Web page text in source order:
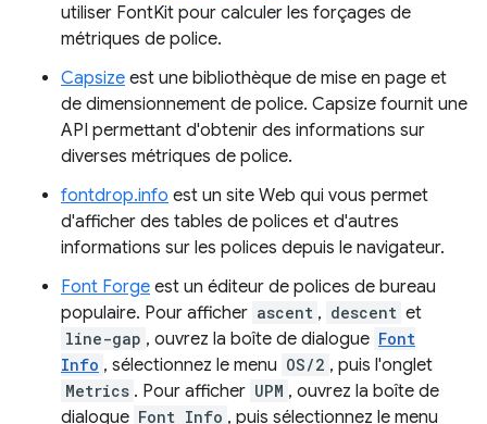
utiliser FontKit pour calculer les forçages de
métriques de police.
Capsize est une bibliothèque de mise en page et
de dimensionnement de police. Capsize fournit une
API permettant d'obtenir des informations sur
diverses métriques de police.
fontdrop.info est un site Web qui vous permet
d'afficher des tables de polices et d'autres
informations sur les polices depuis le navigateur.
Font Forge est un éditeur de polices de bureau
populaire. Pour afficher ascent , descent et
line-gap , ouvrez la boîte de dialogue Font
Info , sélectionnez le menu OS/2 , puis l'onglet
Metrics . Pour afficher UPM , ouvrez la boîte de
dialogue Font Info , puis sélectionnez le menu